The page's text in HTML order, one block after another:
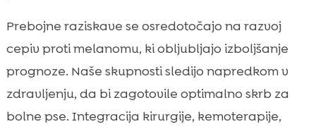
Prebojne raziskave se osredotočajo na razvoj
cepiv proti melanomu, ki obljubljajo izboljšanje
prognoze. Naše skupnosti sledijo napredkom v
zdravljenju, da bi zagotovile optimalno skrb za
bolne pse. Integracija kirurgije, kemoterapije,